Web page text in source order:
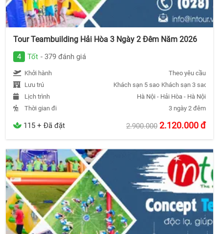
Tour Teambuilding Hải Hòa 3 Ngày 2 Đêm Năm 2026
4 Tốt - 379 đánh giá
Khởi hành
Theo yêu cầu
Lưu trú
Khách sạn 5 sao Khách sạn 3 sao
Lịch trình
Hà Nội - Hải Hòa - Hà Nội
Thời gian đi
3 ngày 2 đêm
115 + Đã đặt 2.900.000 2.120.000đ